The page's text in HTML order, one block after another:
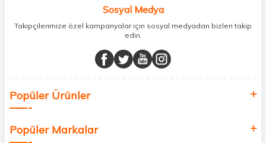
minerallere kadar binlerce ürünü uygun fiyat ve hızlı kargo avantajıyla
sunuyoruz.
buluşturuyor ve online alışveriş deneyiminizi en iyi hale getiriyoruz.
Sağlık, güzellik ve iyi yaşam için aradığınız her şey burada!
değer katmak için bize katılın!
Sosyal Medya
Takipçilerimize özel kampanyalar için sosyal medyadan bizleri takip
edin.
Popüler Ürünler
Popüler Markalar